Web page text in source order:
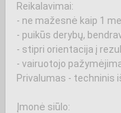
Reikalavimai:
- ne mažesnė kaip 1
- puikūs derybų,
- stipri orientacija į
- vairuotojo
Privalumas - techninis
Įmonė siūlo: